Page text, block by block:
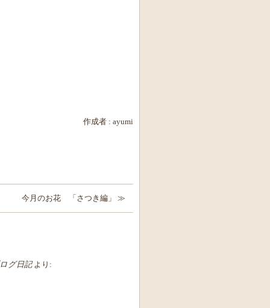
作成者 : ayumi
今月のお花 「さつき編」 ≫
グ日記 より: